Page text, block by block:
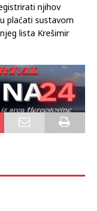
njihov
plaćati sustavom
lista Krešimir